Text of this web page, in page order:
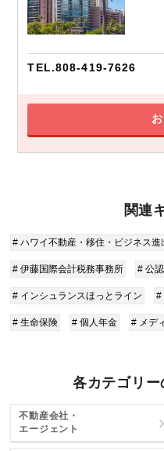
TEL.808-419-7626
関連
# ハワイ不動産・移住・ビジネス進
# 伊藤国際会計税務事務所 # 公
# インシュランスほっとライン #
# 生命保険 # 個人年金 # メデ
各カテゴリ
不動産会社・
エージェント